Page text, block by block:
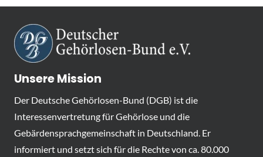
Unsere Mission
Der Deutsche Gehörlosen-Bund (DGB) ist die
Interessenvertretung für Gehörlose und die
Gebärdensprachgemeinschaft in Deutschland. Er
informiert und setzt sich für die Rechte von ca. 80.000